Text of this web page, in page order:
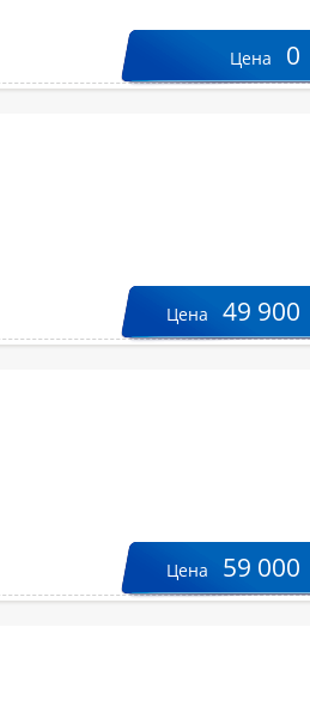
Цена 0
Цена 49 900
Цена 59 000